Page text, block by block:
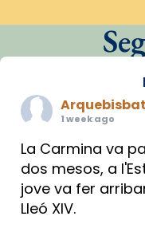
1 week ago
La Carmina va
dos mesos, a
jove va fer
Lleó XIV.